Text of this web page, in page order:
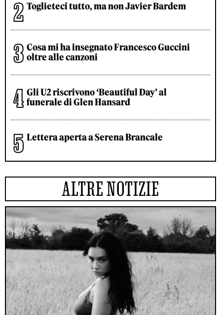
Toglieteci tutto, ma non Javier Bardem
Cosa mi ha insegnato Francesco Guccini
oltre alle canzoni
Gli U2 riscrivono ‘Beautiful Day’ al
funerale di Glen Hansard
Lettera aperta a Serena Brancale
ALTRE NOTIZIE